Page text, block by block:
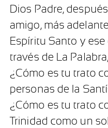
Dios Padre,
amigo, más
Espíritu Santo y
través de La
¿Cómo es tu trato
personas de la
¿Cómo es tu trato
Trinidad como un